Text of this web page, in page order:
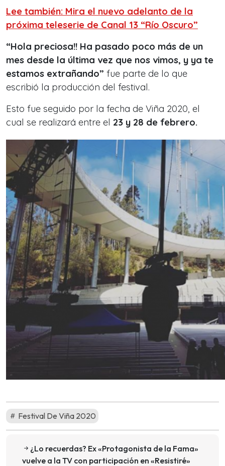
Lee también: Mira el nuevo adelanto de la
próxima teleserie de Canal 13 “Río Oscuro”
“Hola preciosa!! Ha pasado poco más de un
mes desde la última vez que nos vimos, y ya te
estamos extrañando” fue parte de lo que
escribió la producción del festival.
Esto fue seguido por la fecha de Viña 2020, el
cual se realizará entre el 23 y 28 de febrero.
Festival De Viña 2020
¿Lo recuerdas? Ex «Protagonista de la Fama»
vuelve a la TV con participación en «Resistiré»